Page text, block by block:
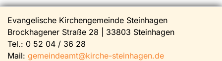
Evangelische Kirchengemeinde Steinhagen
Brockhagener Straße 28 | 33803 Steinhagen
Tel.: 0 52 04 / 36 28
Mail: gemeindeamt@kirche-steinhagen.de